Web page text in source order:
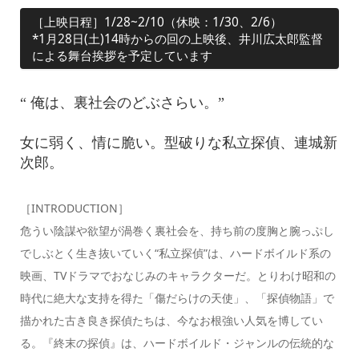
［上映日程］1/28~2/10（休映：1/30、2/6）
*1月28日(土)14時からの回の上映後、井川広太郎監督
による舞台挨拶を予定しています
“ 俺は、裏社会のどぶさらい。”
女に弱く、情に脆い。型破りな私立探偵、連城新
次郎。
［INTRODUCTION］
危うい陰謀や欲望が渦巻く裏社会を、持ち前の度胸と腕っぷし
でしぶとく生き抜いていく“私立探偵”は、ハードボイルド系の
映画、TVドラマでおなじみのキャラクターだ。とりわけ昭和の
時代に絶大な支持を得た「傷だらけの天使」、「探偵物語」で
描かれた古き良き探偵たちは、今なお根強い人気を博してい
る。『終末の探偵』は、ハードボイルド・ジャンルの伝統的な